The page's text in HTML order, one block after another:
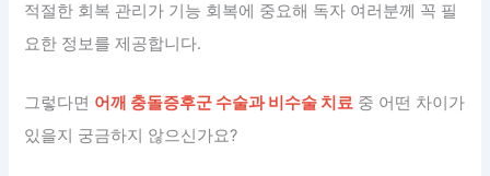
적절한 회복 관리가 기능 회복에 중요해 독자 여러분께 꼭 필
요한 정보를 제공합니다.
그렇다면 어깨 충돌증후군 수술과 비수술 치료 중 어떤 차이가
있을지 궁금하지 않으신가요?